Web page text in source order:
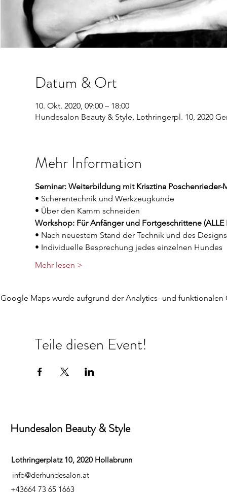
Datum & Ort
10. Okt. 2020, 09:00 – 18:00
Hundesalon Beauty & Style, Lothringerpl. 10, 2020
Mehr Information
Seminar: Weiterbildung mit Krisztina Poschenrieder-
• Scherentechnik und Werkzeugkunde
• Über den Kamm schneiden
Workshop: Für Anfänger und Fortgeschrittene (ALLE
• Nach neuestem Stand der Technik und des Designs
• Individuelle Besprechung jedes einzelnen Hundes
Mehr lesen >
Google Maps wurde aufgrund der Analytics- und
Teile diesen Event!
Hundesalon Beauty & Style
Lothringerplatz 10, 2020 Hollabrunn
info@derhundesalon.at
+43664 73 65 1663